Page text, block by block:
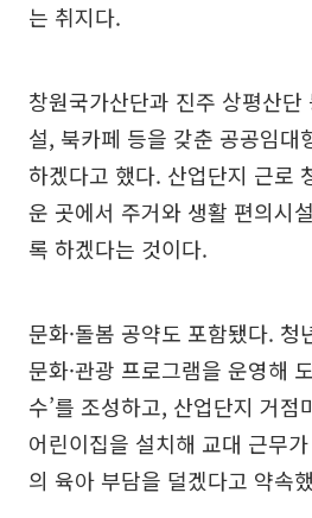
는 취지다.
창원국가산단과 진주 상평산단
설, 북카페 등을 갖춘 공공임대
하겠다고 했다. 산업단지 근로
운 곳에서 주거와 생활 편의시
록 하겠다는 것이다.
문화·돌봄 공약도 포함됐다. 청
문화·관광 프로그램을 운영해
수’를 조성하고, 산업단지 거
어린이집을 설치해 교대 근무
의 육아 부담을 덜겠다고 약속